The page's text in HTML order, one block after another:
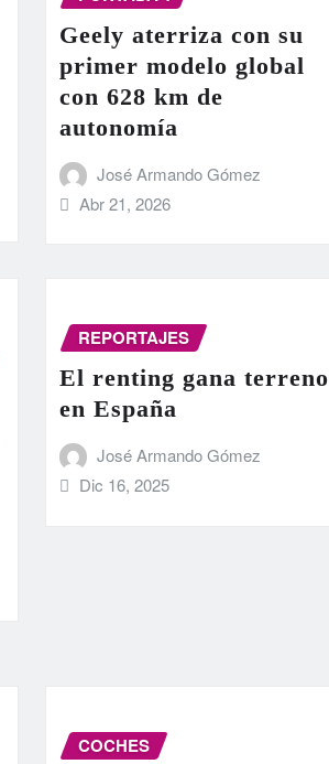
Geely aterriza con su
primer modelo global
con 628 km de
autonomía
José Armando Gómez
Abr 21, 2026
REPORTAJES
El renting gana terreno
en España
José Armando Gómez
Dic 16, 2025
COCHES